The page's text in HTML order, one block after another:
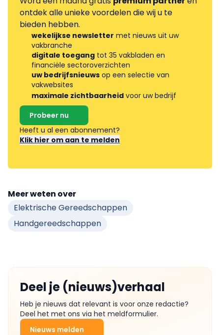
ontdek alle unieke voordelen die wij u te
bieden hebben.
wekelijkse newsletter met nieuws uit uw
vakbranche
digitale toegang tot 35 vakbladen en
financiële sectoroverzichten
uw bedrijfsnieuws op een selectie van
vakwebsites
maximale zichtbaarheid voor uw bedrijf
Probeer nu
Heeft u al een abonnement?
Klik hier om aan te melden
Meer weten over
Elektrische Gereedschappen
Handgereedschappen
Deel je (nieuws)verhaal
Heb je nieuws dat relevant is voor onze redactie?
Deel het met ons via het meldformulier.
Nieuws melden